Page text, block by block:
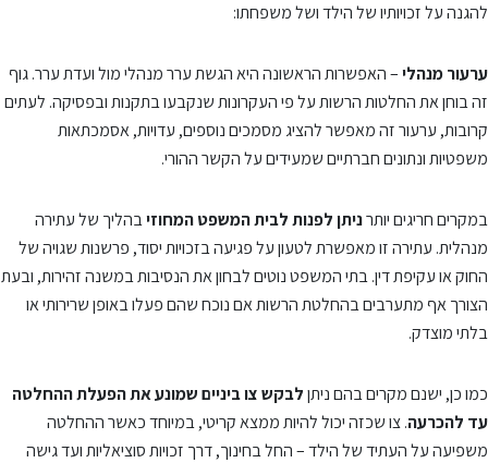
להגנה על זכויותיו של הילד ושל משפחתו:
ערעור מנהלי– האפשרות הראשונה היא הגשת ערר מנהלי מול ועדת ערר. גוף
זה בוחן את החלטות הרשות על פי העקרונות שנקבעו בתקנות ובפסיקה. לעתים
קרובות, ערעור זה מאפשר להציג מסמכים נוספים, עדויות, אסמכתאות
משפטיות ונתונים חברתיים שמעידים על הקשר ההורי.
במקרים חריגים יותרניתן לפנות לבית המשפט המחוזיבהליך של עתירה
מנהלית. עתירה זו מאפשרת לטעון על פגיעה בזכויות יסוד, פרשנות שגויה של
החוק או עקיפת דין. בתי המשפט נוטים לבחון את הנסיבות במשנה זהירות, ובעת
הצורך אף מתערבים בהחלטת הרשות אם נוכח שהם פעלו באופן שרירותי או
בלתי מוצדק.
כמו כן, ישנם מקרים בהם ניתןלבקש צו ביניים שמונע את הפעלת ההחלטה
עד להכרעה. צו שכזה יכול להיות ממצא קריטי, במיוחד כאשר ההחלטה
משפיעה על העתיד של הילד – החל בחינוך, דרך זכויות סוציאליות ועד גישה